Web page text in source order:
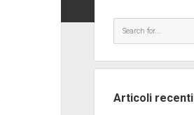
Articoli recenti